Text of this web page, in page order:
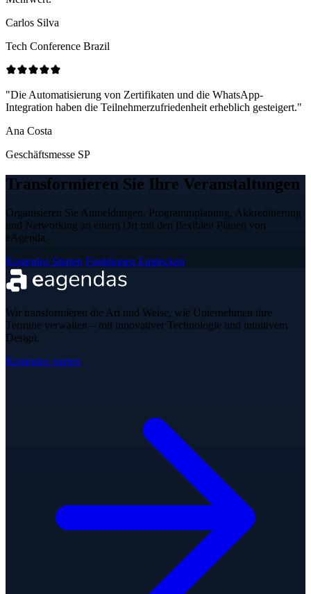
Carlos Silva
Tech Conference Brazil
"Die Automatisierung von Zertifikaten und die WhatsApp-
Integration haben die Teilnehmerzufriedenheit erheblich gesteigert."
Ana Costa
Geschäftsmesse SP
Transformieren Sie Ihre Veranstaltungen
Organisieren Sie Anmeldungen, Programmplanung, Akkreditierung
und Networking an einem Ort mit den flexiblen Plänen von
eAgenda.
Kostenlos Starten Funktionen Entdecken
Wir transformieren die Art und Weise, wie Unternehmen ihre
Termine verwalten – mit innovativer Technologie und intuitivem
Design.
Kostenlos starten